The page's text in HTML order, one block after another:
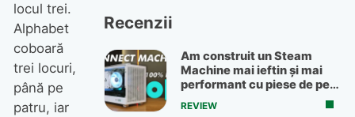
locul trei.
Alphabet
coboară
trei locuri,
până pe
patru, iar
Recenzii
Am construit un Steam
Machine mai ieftin și mai
performant cu piese de pe
OLX
REVIEW